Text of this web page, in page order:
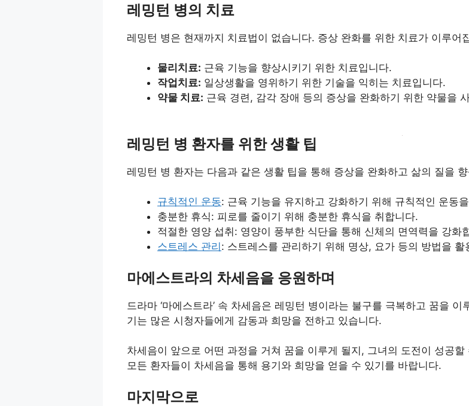
레밍턴 병의 치료
레밍턴 병은 현재까지 치료법이 없습니다. 증상 완화를 위한 치료가 이루어
물리치료: 근육 기능을 향상시키기 위한 치료입니다.
작업치료: 일상생활을 영위하기 위한 기술을 익히는 치료입니다.
약물 치료: 근육 경련, 감각 장애 등의 증상을 완화하기 위한 약물을
레밍턴 병 환자를 위한 생활 팁
레밍턴 병 환자는 다음과 같은 생활 팁을 통해 증상을 완화하고 삶의 질을
규칙적인 운동: 근육 기능을 유지하고 강화하기 위해 규칙적인 운동
충분한 휴식: 피로를 줄이기 위해 충분한 휴식을 취합니다.
적절한 영양 섭취: 영양이 풍부한 식단을 통해 신체의 면역력을 강화
스트레스 관리 : 스트레스를 관리하기 위해 명상, 요가 등의 방법을 활
마에스트라의 차세음을 응원하며
드라마 ‘마에스트라’ 속 차세음은 레밍턴 병이라는 불구를 극복하고 꿈을
기는 많은 시청자들에게 감동과 희망을 전하고 있습니다.
차세음이 앞으로 어떤 과정을 거쳐 꿈을 이루게 될지, 그녀의 도전이 성공
모든 환자들이 차세음을 통해 용기와 희망을 얻을 수 있기를 바랍니다.
마지막으로